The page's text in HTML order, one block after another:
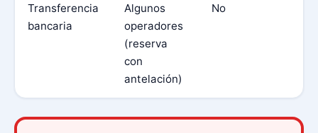
Transferencia
bancaria
Algunos
operadores
(reserva
con
antelación)
No